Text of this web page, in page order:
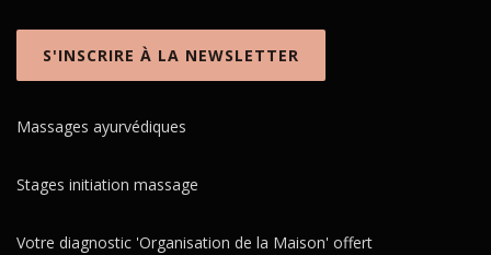
S'INSCRIRE À LA NEWSLETTER
Massages ayurvédiques
Stages initiation massage
Votre diagnostic 'Organisation de la Maison' offert